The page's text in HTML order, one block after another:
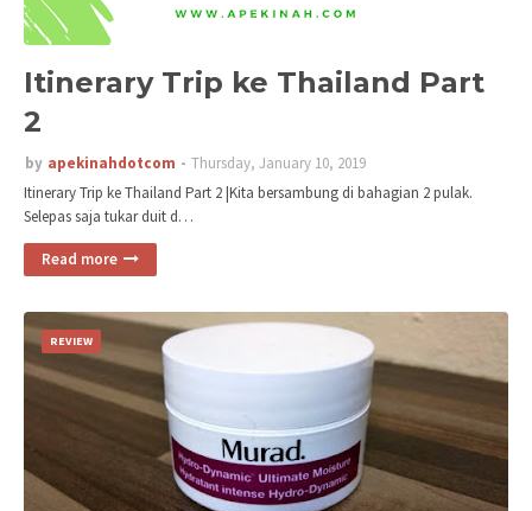
Itinerary Trip ke Thailand Part
2
by apekinahdotcom
Thursday, January 10, 2019
Itinerary Trip ke Thailand Part 2 |Kita bersambung di bahagian 2 pulak.
Selepas saja tukar duit d…
Read more
REVIEW